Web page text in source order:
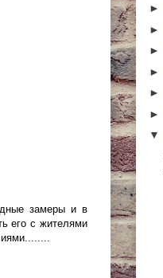
замеры и в
его с жителями
►
►
►
►
►
►
▼